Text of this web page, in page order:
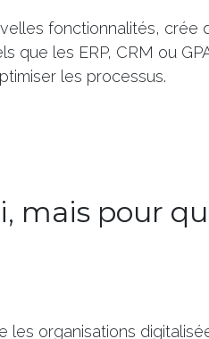
fonctionnalités, crée
que les ERP, CRM ou
les processus.
mais pour
les organisations